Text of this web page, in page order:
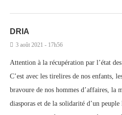
DRIA
3 août 2021 - 17h56
Attention à la récupération par l’état
C’est avec les tirelires de nos enfants,
bravoure de nos hommes d’affaires, la
diasporas et de la solidarité d’un